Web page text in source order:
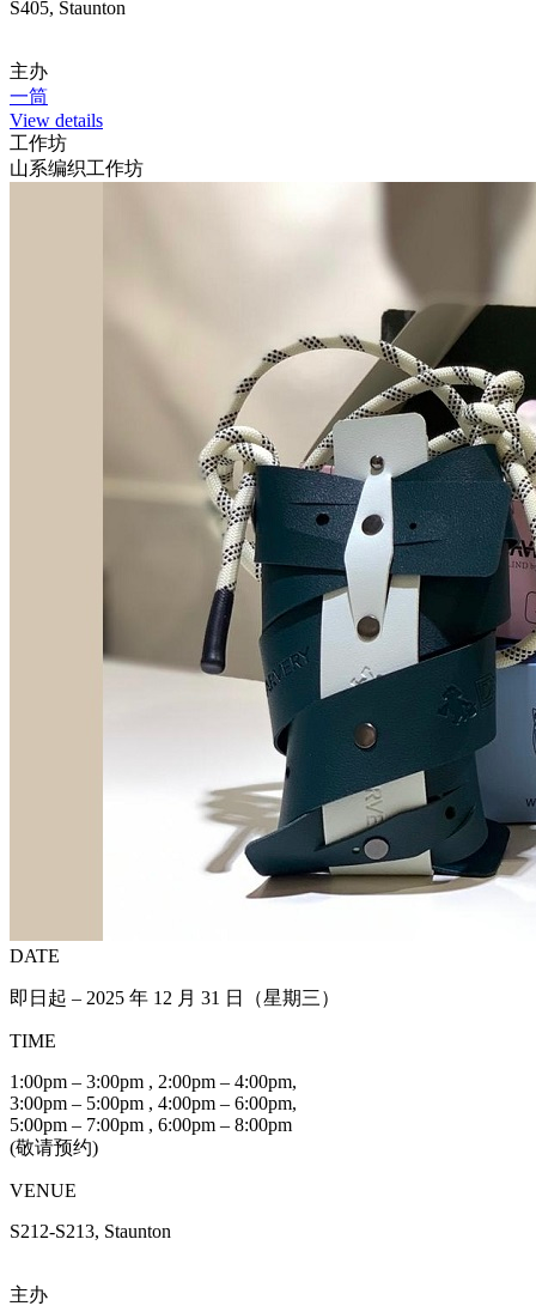
S405, Staunton
主办
一筒
View details
工作坊
山系编织工作坊
DATE
即日起 – 2025 年 12 月 31 日（星期三）
TIME
1:00pm – 3:00pm , 2:00pm – 4:00pm,
3:00pm – 5:00pm , 4:00pm – 6:00pm,
5:00pm – 7:00pm , 6:00pm – 8:00pm
(敬请预约)
VENUE
S212-S213, Staunton
主办